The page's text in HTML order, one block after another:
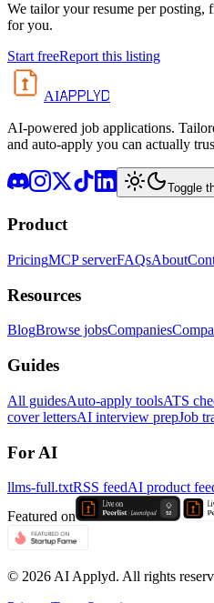
We tailor your resume per posting,
for you.
Start freeReport this listing
AIAPPLYD
AI-powered job applications.
and auto-apply you can actually
Toggle
Product
PricingMCP serverFAQsAbout
Resources
BlogBrowse jobsCompanies
Guides
All guidesAuto-apply toolsATS
cover lettersAI interview prepJob
For AI
llms-full.txtRSS feedAI product
Featured on
© 2026 AI Applyd. All rights